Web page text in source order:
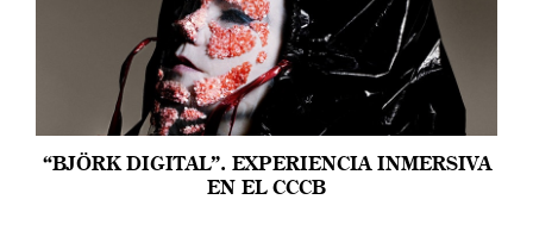
“BJÖRK DIGITAL”. EXPERIENCIA INMERSIVA
EN EL CCCB